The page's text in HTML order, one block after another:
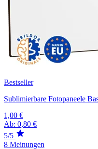
Bestseller
Sublimierbare Fotopaneele
1,00 €
Ab: 0,80 €
5/5
8 Meinungen